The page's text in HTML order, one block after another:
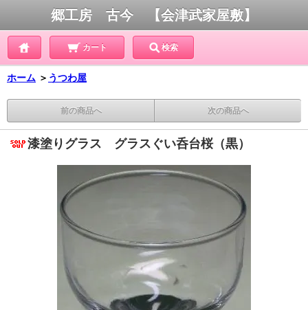
郷工房 古今 【会津武家屋敷】
カート 検索
ホーム ＞ うつわ屋
前の商品へ 次の商品へ
漆塗りグラス グラスぐい呑台桜（黒）